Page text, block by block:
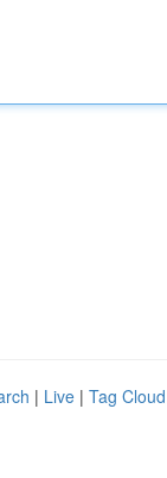
| Live | Tag Cloud